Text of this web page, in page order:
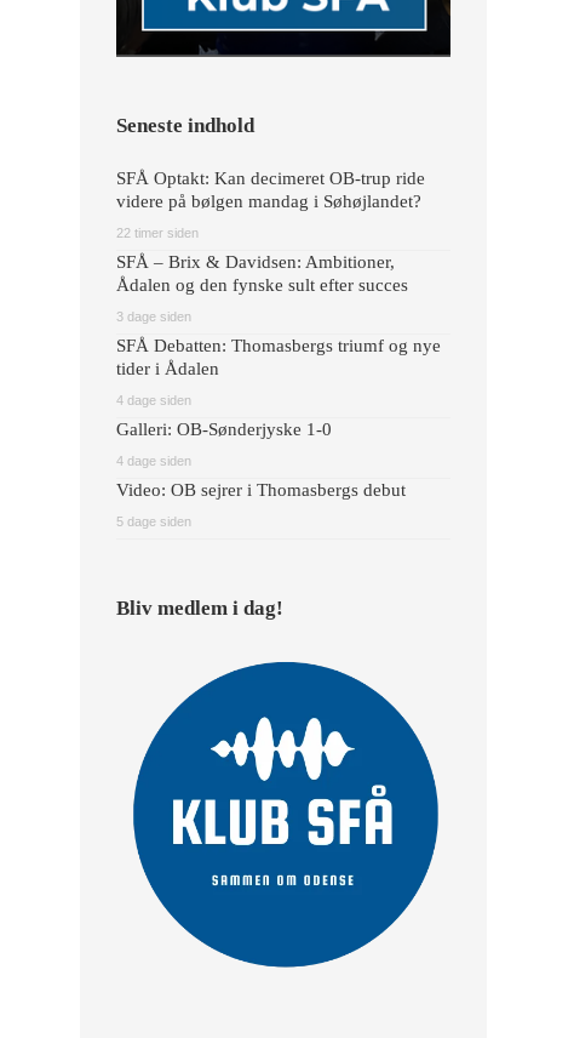
Seneste indhold
SFÅ Optakt: Kan decimeret OB-trup ride
videre på bølgen mandag i Søhøjlandet?
22 timer siden
SFÅ – Brix & Davidsen: Ambitioner,
Ådalen og den fynske sult efter succes
3 dage siden
SFÅ Debatten: Thomasbergs triumf og nye
tider i Ådalen
4 dage siden
Galleri: OB-Sønderjyske 1-0
4 dage siden
Video: OB sejrer i Thomasbergs debut
5 dage siden
Bliv medlem i dag!